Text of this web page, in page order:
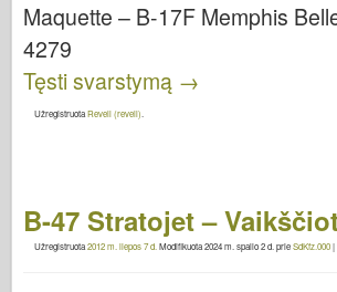
Maquette – B-17F Memphis
4279
Tęsti svarstymą →
UžregistruotaRevell (revell)
B-47 Stratojet –
Užregistruota2012 m. liepos 7 d. Modifikuota2024 m. spalio 2 d. prieSdKfz.000|